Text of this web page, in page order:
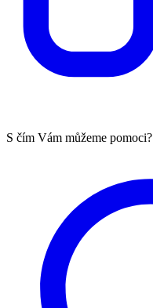
S čím Vám můžeme pomoci?